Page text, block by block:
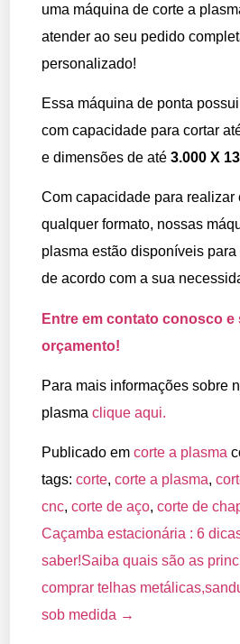
uma máquina de corte a
atender ao seu pedido
personalizado!
Essa máquina de ponta
com capacidade para cortar
e dimensões de até 3.000 X
Com capacidade para realizar
qualquer formato, nossas
plasma estão disponíveis
de acordo com a sua
Entre em contato conosco e
orçamento!
Para mais informações sobre
plasma clique aqui.
Publicado em corte a plasma
tags: corte, corte a plasma,
cnc, corte de aço, corte de
Caçamba estacionária : 6
saber!Saiba quais são as
comprar telhas
sob medida →